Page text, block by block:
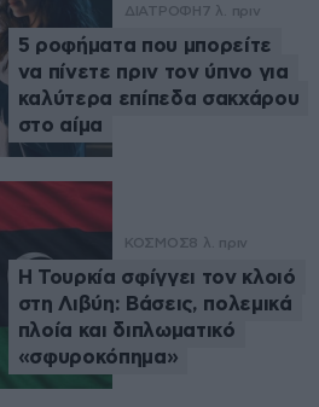
ΔΙΑΤΡΟΦΗ7 λ. πριν
5 ροφήματα που μπορείτε
να πίνετε πριν τον ύπνο για
καλύτερα επίπεδα σακχάρου
στο αίμα
ΚΟΣΜΟΣ8 λ. πριν
Η Τουρκία σφίγγει τον κλοιό
στη Λιβύη: Βάσεις, πολεμικά
πλοία και διπλωματικό
«σφυροκόπημα»